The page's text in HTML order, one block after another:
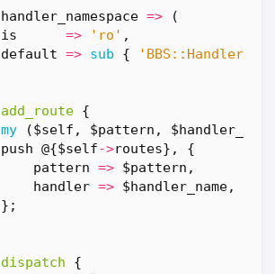
handler_namespace =>
(
is
=> 'ro' ,
default => sub { 'BBS::Handler'
add_route {
my
($self , $pattern ,
push @{$self->routes},
{
pattern => $pattern ,
handler => $handler_name,
};
dispatch
{